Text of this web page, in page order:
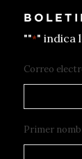
""*" indica
Correo
Primer